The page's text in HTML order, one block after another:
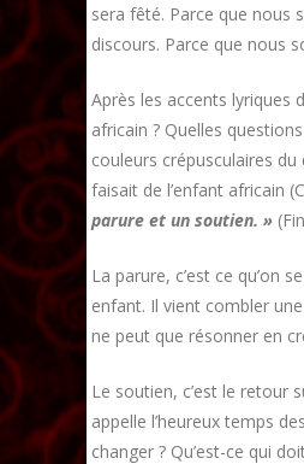
sera fêté. Parce que nous
discours. Parce que nous
Après les accents lyriques
africain ? Quelles
couleurs crépusculaires du
faisait de l’enfant africain
parure et un soutien. »
La parure, c’est ce qu’on
enfant. Il vient combler
ne peut que résonner en
Le soutien, c’est le retour
appelle l’heureux temps
changer ? Qu’est-ce qui